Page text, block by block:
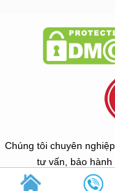
Chúng tôi chuyên
tư vấn, bảo hành